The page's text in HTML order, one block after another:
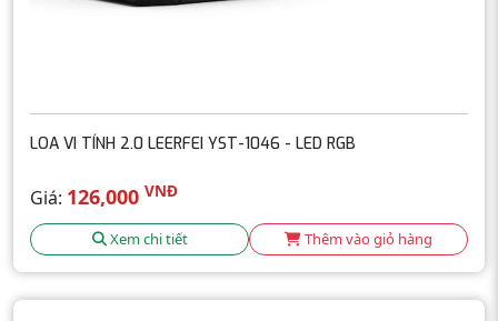
LOA VI TÍNH 2.0 LEERFEI YST-1046 - LED RGB
Giá: 126,000 VNĐ
Xem chi tiết Thêm vào giỏ hàng